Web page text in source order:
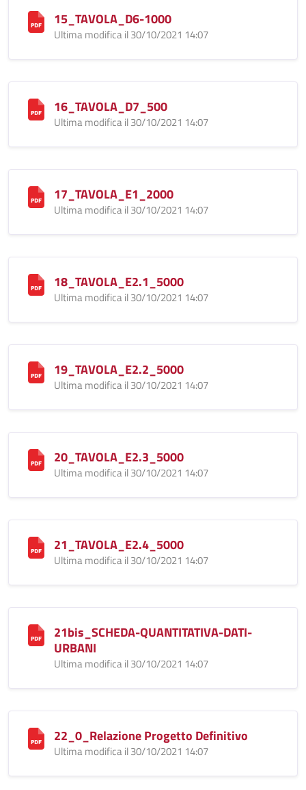
15_TAVOLA_D6-1000
Ultima modifica il 30/10/2021 14:07
16_TAVOLA_D7_500
Ultima modifica il 30/10/2021 14:07
17_TAVOLA_E1_2000
Ultima modifica il 30/10/2021 14:07
18_TAVOLA_E2.1_5000
Ultima modifica il 30/10/2021 14:07
19_TAVOLA_E2.2_5000
Ultima modifica il 30/10/2021 14:07
20_TAVOLA_E2.3_5000
Ultima modifica il 30/10/2021 14:07
21_TAVOLA_E2.4_5000
Ultima modifica il 30/10/2021 14:07
21bis_SCHEDA-QUANTITATIVA-DATI-
URBANI
Ultima modifica il 30/10/2021 14:07
22_0_Relazione Progetto Definitivo
Ultima modifica il 30/10/2021 14:07